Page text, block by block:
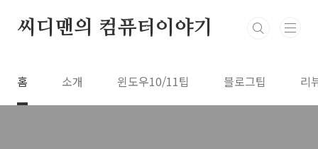
씨디맨의 컴퓨터이야기
홈 소개 윈도우10/11팁 블로그팁 리